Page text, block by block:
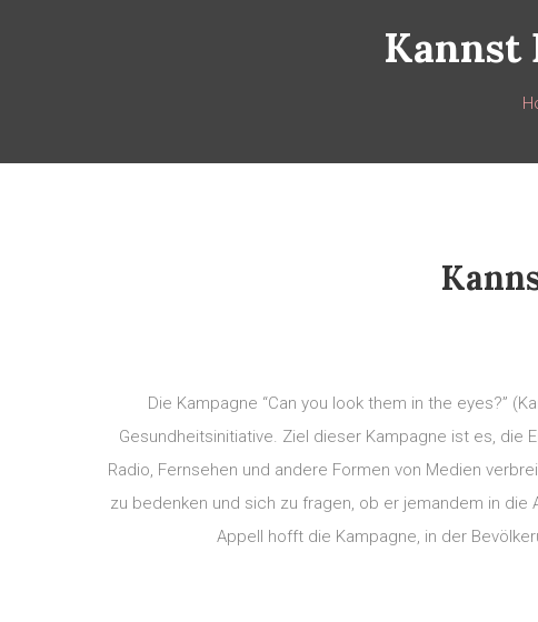
Kannst
Die Kampagne “Can you look them in the eyes?”
Gesundheitsinitiative. Ziel dieser Kampagne ist es, die
Radio, Fernsehen und andere Formen von Medien
zu bedenken und sich zu fragen, ob er jemandem in
Appell hofft die Kampagne, in der